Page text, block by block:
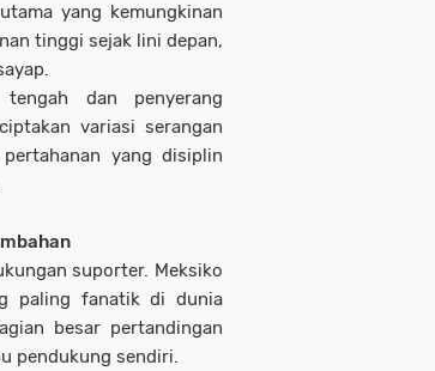
yang kemungkinan
tinggi sejak lini depan,
dan penyerang
variasi serangan
yang disiplin
suporter. Meksiko
paling fanatik di dunia
besar pertandingan
pendukung sendiri.